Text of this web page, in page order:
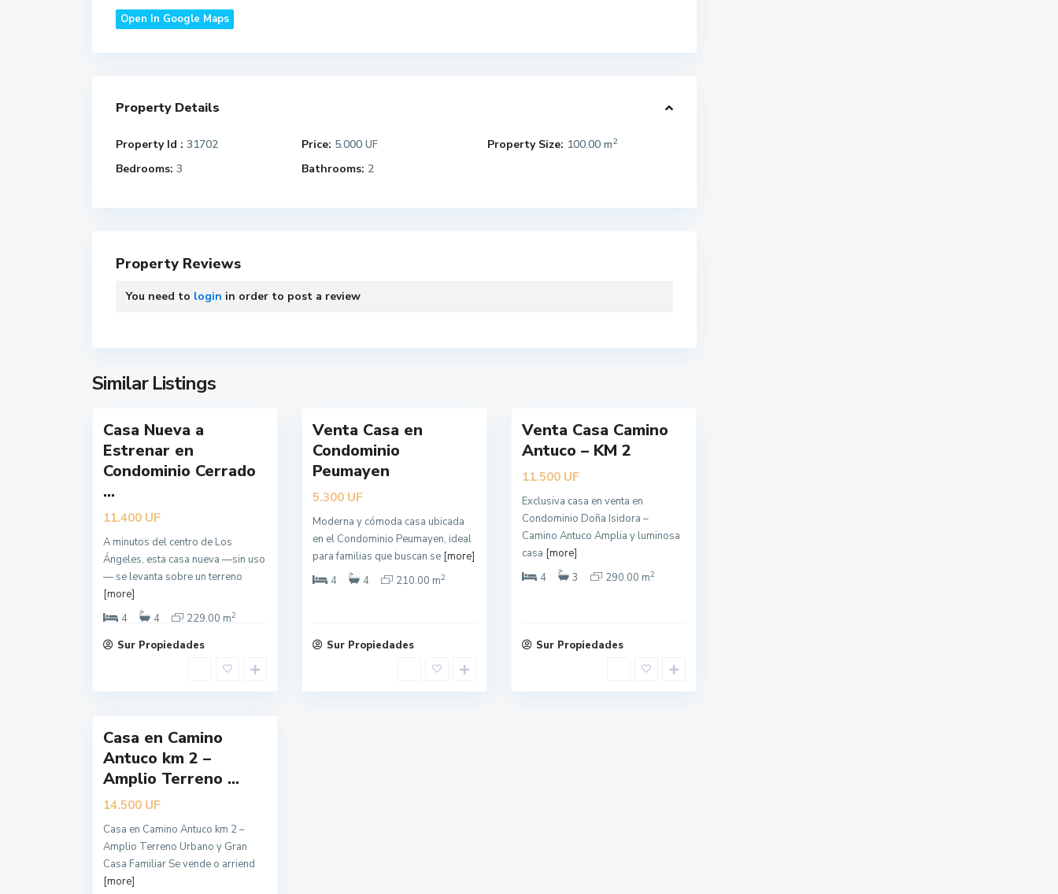
Open In Google Maps
Property Details
Property Id : 31702 Price: 5.000 UF Property Size: 100.00 m2
Bedrooms: 3 Bathrooms: 2
Property Reviews
You need to login in order to post a review
Similar Listings
e
s
Casa Nueva a
Estrenar en
Condominio Cerrado
...
11.400 UF
A minutos del centro de Los
Ángeles, esta casa nueva —sin uso
— se levanta sobre un terreno
[more]
4
4 229.00 m2
Sur Propiedades
n
Venta Casa en
Condominio
Peumayen
5.300 UF
Moderna y cómoda casa ubicada
en el Condominio Peumayen, ideal
para familias que buscan se [more]
4
4 210.00 m2
Sur Propiedades
Venta Casa Camino
Antuco – KM 2
11.500 UF
Exclusiva casa en venta en
Condominio Doña Isidora –
Camino Antuco Amplia y luminosa
casa [more]
4
3 290.00 m2
Sur Propiedades
L
o
s
Á
n
e
Casa en Camino
Antuco km 2 –
Amplio Terreno ...
14.500 UF
Casa en Camino Antuco km 2 –
Amplio Terreno Urbano y Gran
Casa Familiar Se vende o arriend
[more]